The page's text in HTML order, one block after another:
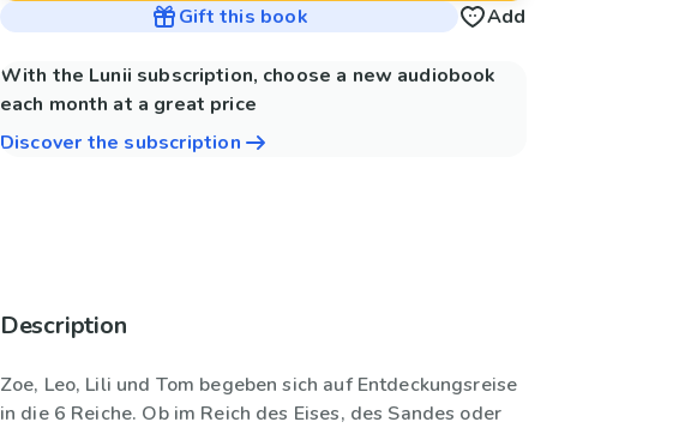
Gift this book
Add
With the Lunii subscription, choose a new audiobook
each month at a great price
Discover the subscription
Description
Zoe, Leo, Lili und Tom begeben sich auf Entdeckungsreise
in die 6 Reiche. Ob im Reich des Eises, des Sandes oder